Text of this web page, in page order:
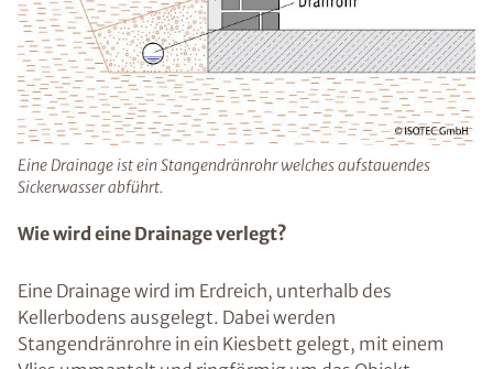
Eine Drainage ist ein Stangendränrohr welches aufstauendes
Sickerwasser abführt.
Wie wird eine Drainage verlegt?
Eine Drainage wird im Erdreich, unterhalb des
Kellerbodens ausgelegt. Dabei werden
Stangendränrohre in ein Kiesbett gelegt, mit einem